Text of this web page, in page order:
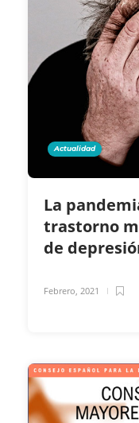
Actualidad
La
trastorno
de
Febrero, 2021